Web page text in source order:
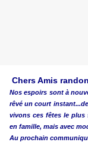
Chers Amis
Nos espoirs sont à
rêvé un court
vivons ces fêtes le plus
en famille, mais avec
Au prochain